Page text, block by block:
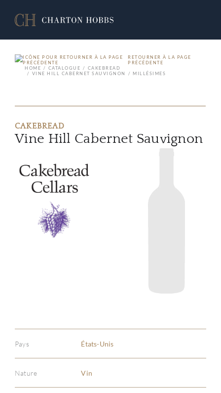
RETOURNER À LA PAGE
PRÉCÉDENTE
HOME
CATALOGUE
CAKEBREAD
VINE HILL CABERNET SAUVIGNON
MILLÉSIMES
CAKEBREAD
Vine Hill Cabernet Sauvignon
Pays États-Unis
Nature Vin